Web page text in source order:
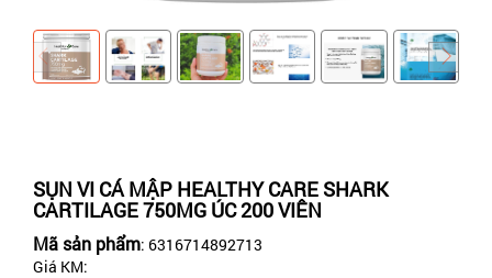
SỤN VI CÁ MẬP HEALTHY CARE SHARK
CARTILAGE 750MG ÚC 200 VIÊN
Mã sản phẩm: 6316714892713
Giá KM: